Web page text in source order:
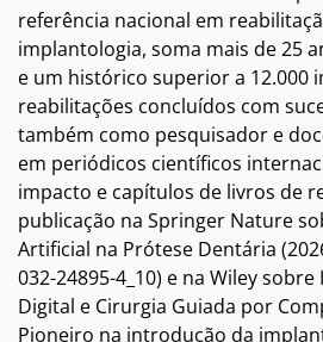
referência nacional em
implantologia, soma mais de 25
e um histórico superior a 12.000
reabilitações concluídos com
também como pesquisador e
em periódicos científicos
impacto e capítulos de livros de
publicação na Springer Nature
Artificial na Prótese Dentária
032-24895-4_10) e na Wiley
Digital e Cirurgia Guiada por
Pioneiro na introdução da